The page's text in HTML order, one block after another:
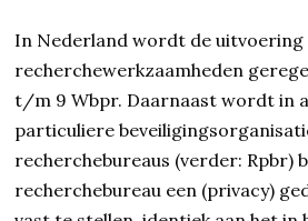
In Nederland wordt de uitvoering
recherchewerkzaamheden
t/m 9 Wbpr. Daarnaast wordt in
particuliere
recherchebureaus (verder: Rpbr)
recherchebureau een (privacy)